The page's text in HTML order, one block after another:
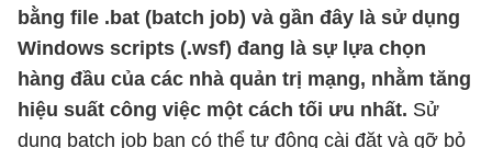
bằng file .bat (batch job) và gần đây là sử dụng
Windows scripts (.wsf) đang là sự lựa chọn
hàng đầu của các nhà quản trị mạng, nhằm tăng
hiệu suất công việc một cách tối ưu nhất. Sử
dụng batch job bạn có thể tự động cài đặt và gỡ bỏ